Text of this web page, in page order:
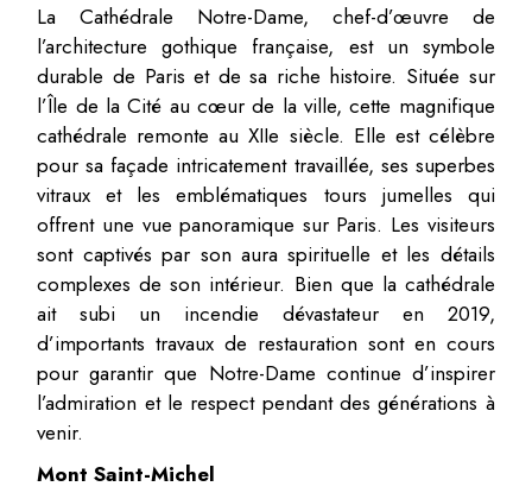
La Cathédrale Notre-Dame, chef-d’œuvre de
l’architecture gothique française, est un symbole
durable de Paris et de sa riche histoire. Située sur
l’Île de la Cité au cœur de la ville, cette magnifique
cathédrale remonte au XIIe siècle. Elle est célèbre
pour sa façade intricatement travaillée, ses superbes
vitraux et les emblématiques tours jumelles qui
offrent une vue panoramique sur Paris. Les visiteurs
sont captivés par son aura spirituelle et les détails
complexes de son intérieur. Bien que la cathédrale
ait subi un incendie dévastateur en 2019,
d’importants travaux de restauration sont en cours
pour garantir que Notre-Dame continue d’inspirer
l’admiration et le respect pendant des générations à
venir.
Mont Saint-Michel